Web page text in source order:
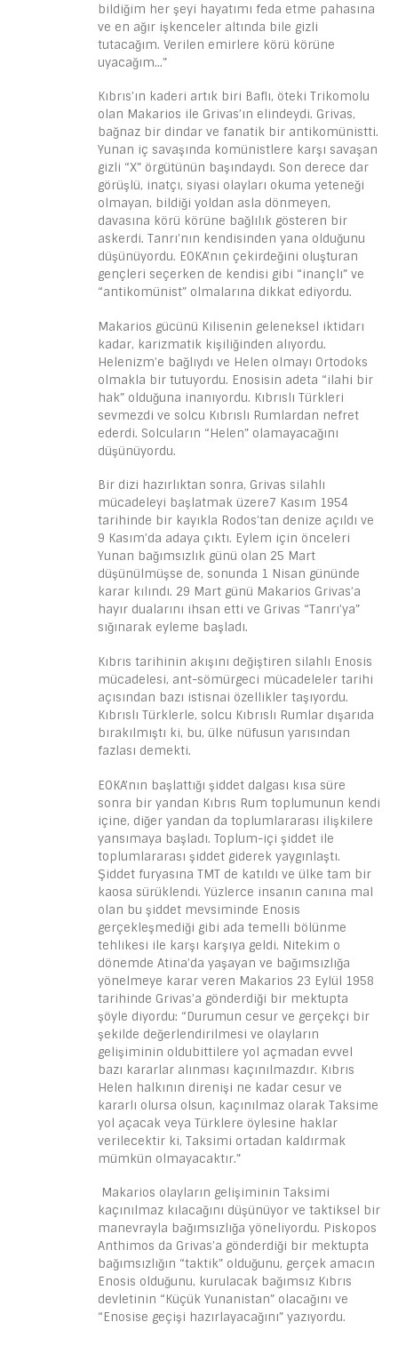
bildiğim her şeyi hayatımı feda etme pahasına
ve en ağır işkenceler altında bile gizli
tutacağım. Verilen emirlere körü körüne
uyacağım…”
Kıbrıs’ın kaderi artık biri Baflı, öteki Trikomolu
olan Makarios ile Grivas’ın elindeydi. Grivas,
bağnaz bir dindar ve fanatik bir antikomünistti.
Yunan iç savaşında komünistlere karşı savaşan
gizli “X” örgütünün başındaydı. Son derece dar
görüşlü, inatçı, siyasi olayları okuma yeteneği
olmayan, bildiği yoldan asla dönmeyen,
davasına körü körüne bağlılık gösteren bir
askerdi. Tanrı’nın kendisinden yana olduğunu
düşünüyordu. EOKA’nın çekirdeğini oluşturan
gençleri seçerken de kendisi gibi “inançlı” ve
“antikomünist” olmalarına dikkat ediyordu.
Makarios gücünü Kilisenin geleneksel iktidarı
kadar, karizmatik kişiliğinden alıyordu.
Helenizm’e bağlıydı ve Helen olmayı Ortodoks
olmakla bir tutuyordu. Enosisin adeta “ilahi bir
hak” olduğuna inanıyordu. Kıbrıslı Türkleri
sevmezdi ve solcu Kıbrıslı Rumlardan nefret
ederdi. Solcuların “Helen” olamayacağını
düşünüyordu.
Bir dizi hazırlıktan sonra, Grivas silahlı
mücadeleyi başlatmak üzere7 Kasım 1954
tarihinde bir kayıkla Rodos’tan denize açıldı ve
9 Kasım’da adaya çıktı. Eylem için önceleri
Yunan bağımsızlık günü olan 25 Mart
düşünülmüşse de, sonunda 1 Nisan gününde
karar kılındı. 29 Mart günü Makarios Grivas’a
hayır dualarını ihsan etti ve Grivas “Tanrı’ya”
sığınarak eyleme başladı.
Kıbrıs tarihinin akışını değiştiren silahlı Enosis
mücadelesi, ant-sömürgeci mücadeleler tarihi
açısından bazı istisnai özellikler taşıyordu.
Kıbrıslı Türklerle, solcu Kıbrıslı Rumlar dışarıda
bırakılmıştı ki, bu, ülke nüfusun yarısından
fazlası demekti.
EOKA’nın başlattığı şiddet dalgası kısa süre
sonra bir yandan Kıbrıs Rum toplumunun kendi
içine, diğer yandan da toplumlararası ilişkilere
yansımaya başladı. Toplum-içi şiddet ile
toplumlararası şiddet giderek yaygınlaştı.
Şiddet furyasına TMT de katıldı ve ülke tam bir
kaosa sürüklendi. Yüzlerce insanın canına mal
olan bu şiddet mevsiminde Enosis
gerçekleşmediği gibi ada temelli bölünme
tehlikesi ile karşı karşıya geldi. Nitekim o
dönemde Atina’da yaşayan ve bağımsızlığa
yönelmeye karar veren Makarios 23 Eylül 1958
tarihinde Grivas’a gönderdiği bir mektupta
şöyle diyordu: “Durumun cesur ve gerçekçi bir
şekilde değerlendirilmesi ve olayların
gelişiminin oldubittilere yol açmadan evvel
bazı kararlar alınması kaçınılmazdır. Kıbrıs
Helen halkının direnişi ne kadar cesur ve
kararlı olursa olsun, kaçınılmaz olarak Taksime
yol açacak veya Türklere öylesine haklar
verilecektir ki, Taksimi ortadan kaldırmak
mümkün olmayacaktır.”
Makarios olayların gelişiminin Taksimi
kaçınılmaz kılacağını düşünüyor ve taktiksel bir
manevrayla bağımsızlığa yöneliyordu. Piskopos
Anthimos da Grivas’a gönderdiği bir mektupta
bağımsızlığın “taktik” olduğunu, gerçek amacın
Enosis olduğunu, kurulacak bağımsız Kıbrıs
devletinin “Küçük Yunanistan” olacağını ve
“Enosise geçişi hazırlayacağını” yazıyordu.